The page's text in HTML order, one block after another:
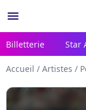
menu
Billetterie Star
Accueil / Artistes /